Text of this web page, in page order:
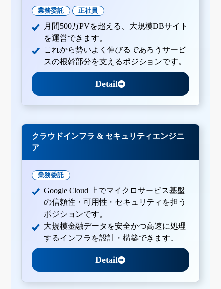
業務委託 正社員
月間500万PVを超える、大規模DBサイト
を運営できます。
これから勢いよく伸びるであろうサービ
スの根幹部分を支えるポジションです。
Detail
クラウドインフラ & セキュリティエンジニ
ア
業務委託
Google Cloud 上でマイクロサービス基盤
の信頼性・可用性・セキュリティを担う
ポジションです。
大規模金融データを安全かつ高速に処理
するインフラを設計・構築できます。
Detail